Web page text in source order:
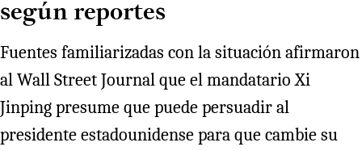
según reportes
Fuentes familiarizadas con la situación afirmaron
al Wall Street Journal que el mandatario Xi
Jinping presume que puede persuadir al
presidente estadounidense para que cambie su